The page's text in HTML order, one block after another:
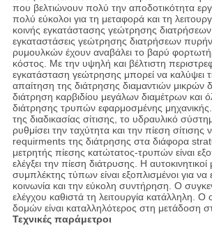
που βελτιώνουν πολύ την αποδοτικότητα
πολύ εύκολοι για τη μεταφορά και τη
κοινής εγκατάστασης γεώτρησης
εγκαταστάσεις γεώτρησης διατρήσεων
ρυμουλκών έχουν αναβάλει το βαρύ
κόστος. Με την υψηλή και βέλτιστη
εγκατάσταση γεώτρησης μπορεί να καλύψει
απαίτηση της διάτρησης διαμαντιών μικρών
διάτρηση καρβιδίου μεγάλων διαμέτρων και
διάτρησης τρυπών εφαρμοσμένης μηχανικής.
της διαδικασίας σίτισης, το υδραυλικό
ρυθμίσει την ταχύτητα και την πίεση
requirments της διάτρησης στα διάφορα
μετρητής πίεσης κατώτατος-τρυπών είναι
ελέγξει την πίεση διάτρυσης. Η
συμπλέκτης τύπων είναι εξοπλισμένοι για να
κοινωνία και την εύκολη συντήρηση. Ο
ελέγχου καθιστά τη λειτουργία κατάλληλη.
δομών είναι καταλληλότερος στη μετάδοση
Τεχνικές παράμετροι